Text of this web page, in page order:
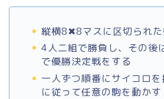
縦横8✖8マスに区切られた
4人二組で勝負し、その後
で優勝決定戦をする
一人ずつ順番にサイコロ
に従って任意の駒を動かす